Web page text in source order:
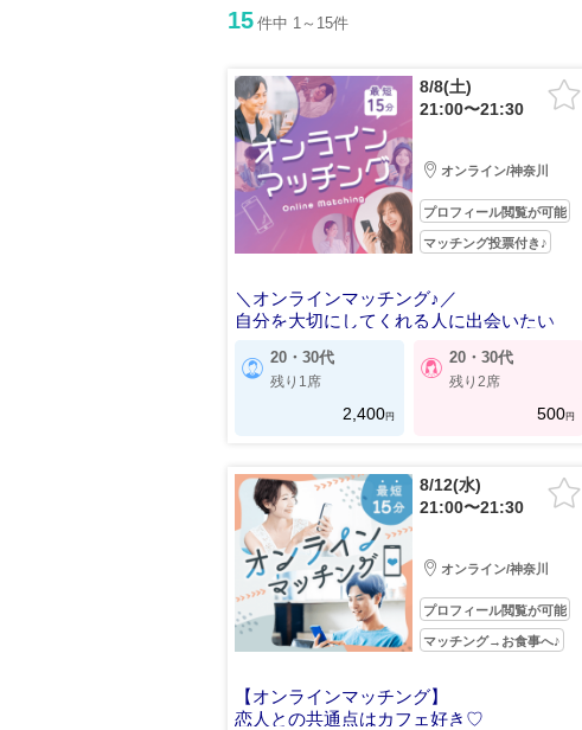
15 件中 1～15件
8/8(土)
21:00〜21:30
オンライン/神奈川
プロフィール閲覧が可能
マッチング投票付き♪
＼オンラインマッチング♪／
自分を大切にしてくれる人に出会いたい
20・30代
残り1席
2,400円
20・30代
残り2席
500円
8/12(水)
21:00〜21:30
オンライン/神奈川
プロフィール閲覧が可能
マッチング→お食事へ♪
【オンラインマッチング】
恋人との共通点はカフェ好き♡